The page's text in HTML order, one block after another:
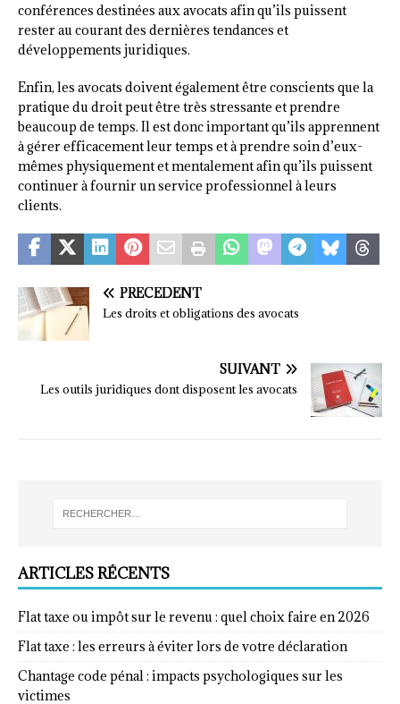
conférences destinées aux avocats afin qu’ils puissent
rester au courant des dernières tendances et
développements juridiques.
Enfin, les avocats doivent également être conscients que la
pratique du droit peut être très stressante et prendre
beaucoup de temps. Il est donc important qu’ils apprennent
à gérer efficacement leur temps et à prendre soin d’eux-
mêmes physiquement et mentalement afin qu’ils puissent
continuer à fournir un service professionnel à leurs
clients.
PRÉCÉDENT
Les droits et obligations des avocats
SUIVANT
Les outils juridiques dont disposent les avocats
ARTICLES RÉCENTS
Flat taxe ou impôt sur le revenu : quel choix faire en 2026
Flat taxe : les erreurs à éviter lors de votre déclaration
Chantage code pénal : impacts psychologiques sur les
victimes